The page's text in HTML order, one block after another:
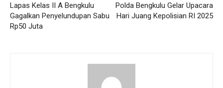
Lapas Kelas II A Bengkulu
Gagalkan Penyelundupan Sabu
Rp50 Juta
Polda Bengkulu Gelar Upacara
Hari Juang Kepolisian RI 2025